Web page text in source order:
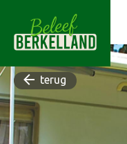
terug